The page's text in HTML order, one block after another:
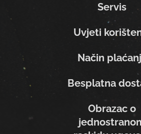
Servis
Uvjeti
Način
Besplatna
Obrazac o